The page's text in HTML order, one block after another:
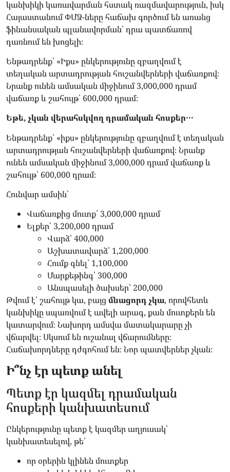
կանխիկի կառավարման հստակ ռազմավարություն, իսկ
Հայաստանում ՓՄՁ-ները հաճախ գործում են առանց
ֆինանսական պլանավորման՝ դրա պատճառով
դառնում են խոցելի։
Ենթադրենք՝ «Իքս» ընկերությունը զբաղվում է
տեղական արտադրության հուշանվերների վաճառքով։
Նրանք ունեն ամսական միջինում 3,000,000 դրամ
վաճառք և շահույթ՝ 600,000 դրամ։
Եթե, չկան վերահսկվող դրամական հոսքեր․․․
Ենթադրենք՝ «իքս» ընկերությունը զբաղվում է տեղական
արտադրության հուշանվերների վաճառքով։ Նրանք
ունեն ամսական միջինում 3,000,000 դրամ վաճառք և
շահույթ՝ 600,000 դրամ։
Հունվար ամսին՝
Վաճառքից մուտք՝ 3,000,000 դրամ
Ելքեր՝ 3,200,000 դրամ
Վարձ՝ 400,000
Աշխատավարձ՝ 1,200,000
Հումք գնել՝ 1,100,000
Մարքեթինգ՝ 300,000
Անսպասելի ծախսեր՝ 200,000
Թվում է՝ շահույթ կա, բայց մնացորդ չկա, որովհետև
կանխիկը սպառվում է ավելի արագ, քան մուտքերն են
կատարվում։ Նախորդ ամսվա մատակարարը չի
վճարվել։ Սկսում են ուշանալ վճարումները։
Հաճախորդները դժգոհում են։ Նոր պատվերներ չկան։
Ի՞նչ էր պետք անել
Պետք էր կազմել դրամական
հոսքերի կանխատեսում
Ընկերությունը պետք է կազմեր աղյուսակ՝
կանխատեսելով, թե՝
որ օրերին կլինեն մուտքեր